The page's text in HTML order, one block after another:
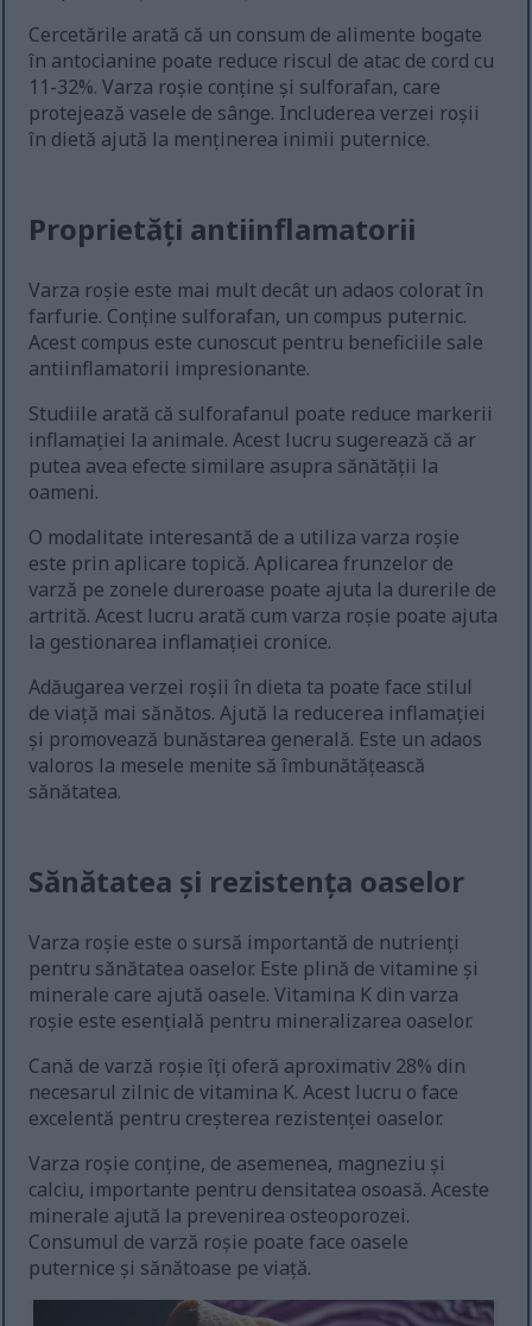
Cercetările arată că un consum de alimente bogate
în antocianine poate reduce riscul de atac de cord cu
11-32%. Varza roșie conține și sulforafan, care
protejează vasele de sânge. Includerea verzei roșii
în dietă ajută la menținerea inimii puternice.
Proprietăți antiinflamatorii
Varza roșie este mai mult decât un adaos colorat în
farfurie. Conține sulforafan, un compus puternic.
Acest compus este cunoscut pentru beneficiile sale
antiinflamatorii impresionante.
Studiile arată că sulforafanul poate reduce markerii
inflamației la animale. Acest lucru sugerează că ar
putea avea efecte similare asupra sănătății la
oameni.
O modalitate interesantă de a utiliza varza roșie
este prin aplicare topică. Aplicarea frunzelor de
varză pe zonele dureroase poate ajuta la durerile de
artrită. Acest lucru arată cum varza roșie poate ajuta
la gestionarea inflamației cronice.
Adăugarea verzei roșii în dieta ta poate face stilul
de viață mai sănătos. Ajută la reducerea inflamației
și promovează bunăstarea generală. Este un adaos
valoros la mesele menite să îmbunătățească
sănătatea.
Sănătatea și rezistența oaselor
Varza roșie este o sursă importantă de nutrienți
pentru sănătatea oaselor. Este plină de vitamine și
minerale care ajută oasele. Vitamina K din varza
roșie este esențială pentru mineralizarea oaselor.
Cană de varză roșie îți oferă aproximativ 28% din
necesarul zilnic de vitamina K. Acest lucru o face
excelentă pentru creșterea rezistenței oaselor.
Varza roșie conține, de asemenea, magneziu și
calciu, importante pentru densitatea osoasă. Aceste
minerale ajută la prevenirea osteoporozei.
Consumul de varză roșie poate face oasele
puternice și sănătoase pe viață.